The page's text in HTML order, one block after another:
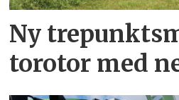
Ny
torotor med